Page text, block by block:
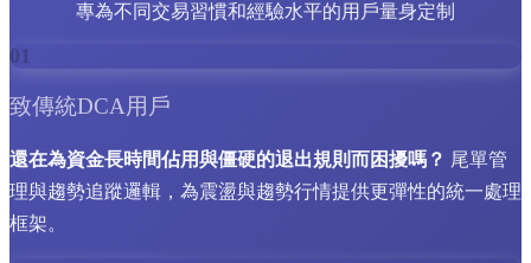
專為不同交易習慣和經驗水平的用戶量身定制
01
致傳統DCA用戶
還在為資金長時間佔用與僵硬的退出規則而困擾嗎？ 尾單管
理與趨勢追蹤邏輯，為震盪與趨勢行情提供更彈性的統一處理
框架。